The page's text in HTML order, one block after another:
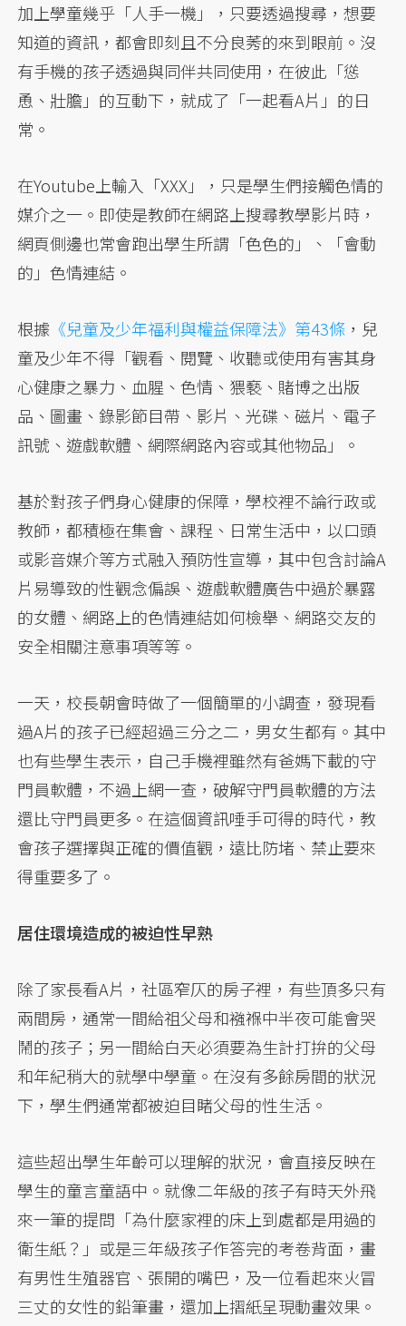
加上學童幾乎「人手一機」，只要透過搜尋，想要
知道的資訊，都會即刻且不分良莠的來到眼前。沒
有手機的孩子透過與同伴共同使用，在彼此「慫
恿、壯膽」的互動下，就成了「一起看A片」的日
常。
在Youtube上輸入「XXX」，只是學生們接觸色情的
媒介之一。即使是教師在網路上搜尋教學影片時，
網頁側邊也常會跑出學生所謂「色色的」、「會動
的」色情連結。
根據 《兒童及少年福利與權益保障法》第43條 ，兒
童及少年不得「觀看、閱覽、收聽或使用有害其身
心健康之暴力、血腥、色情、猥褻、賭博之出版
品、圖畫、錄影節目帶、影片、光碟、磁片、電子
訊號、遊戲軟體、網際網路內容或其他物品」。
基於對孩子們身心健康的保障，學校裡不論行政或
教師，都積極在集會、課程、日常生活中，以口頭
或影音媒介等方式融入預防性宣導，其中包含討論A
片易導致的性觀念偏誤、遊戲軟體廣告中過於暴露
的女體、網路上的色情連結如何檢舉、網路交友的
安全相關注意事項等等。
一天，校長朝會時做了一個簡單的小調查，發現看
過A片的孩子已經超過三分之二，男女生都有。其中
也有些學生表示，自己手機裡雖然有爸媽下載的守
門員軟體，不過上網一查，破解守門員軟體的方法
還比守門員更多。在這個資訊唾手可得的時代，教
會孩子選擇與正確的價值觀，遠比防堵、禁止要來
得重要多了。
居住環境造成的被迫性早熟
除了家長看A片，社區窄仄的房子裡，有些頂多只有
兩間房，通常一間給祖父母和襁褓中半夜可能會哭
鬧的孩子；另一間給白天必須要為生計打拚的父母
和年紀稍大的就學中學童。在沒有多餘房間的狀況
下，學生們通常都被迫目睹父母的性生活。
這些超出學生年齡可以理解的狀況，會直接反映在
學生的童言童語中。就像二年級的孩子有時天外飛
來一筆的提問「為什麼家裡的床上到處都是用過的
衛生紙？」或是三年級孩子作答完的考卷背面，畫
有男性生殖器官、張開的嘴巴，及一位看起來火冒
三丈的女性的鉛筆畫，還加上摺紙呈現動畫效果。